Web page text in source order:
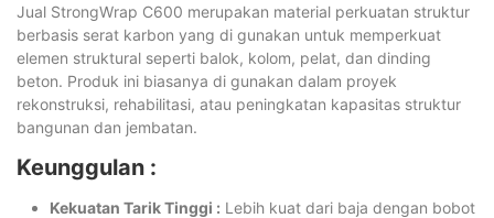
Jual StrongWrap C600 merupakan material perkuatan struktur
berbasis serat karbon yang di gunakan untuk memperkuat
elemen struktural seperti balok, kolom, pelat, dan dinding
beton. Produk ini biasanya di gunakan dalam proyek
rekonstruksi, rehabilitasi, atau peningkatan kapasitas struktur
bangunan dan jembatan.
Keunggulan :
Kekuatan Tarik Tinggi : Lebih kuat dari baja dengan bobot